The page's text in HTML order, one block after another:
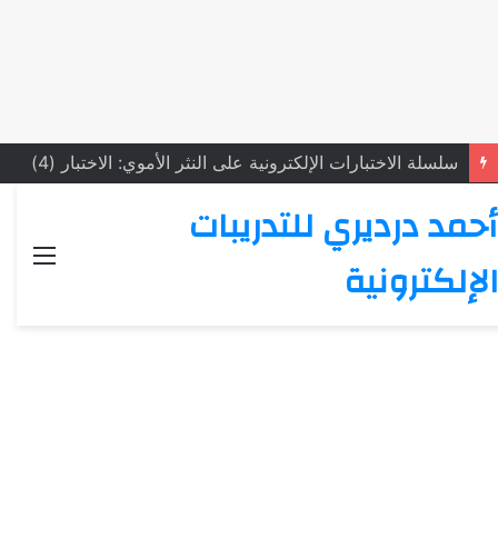
سلسلة الاختبارات الإلكترونية على الشعر الأموي: الاختبار (5)
أحمد درديري للتدريبات
الإلكترونية